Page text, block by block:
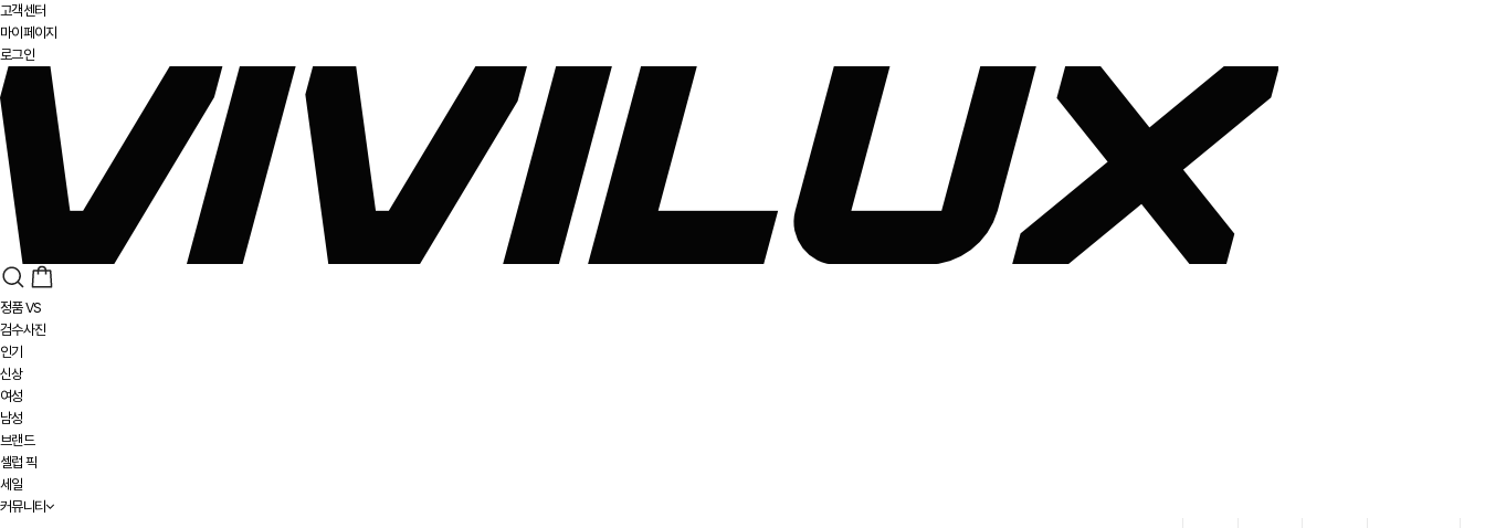
고객센터
마이페이지
로그인
정품 VS
검수사진
인기
신상
여성
남성
브랜드
셀럽 픽
세일
커뮤니티